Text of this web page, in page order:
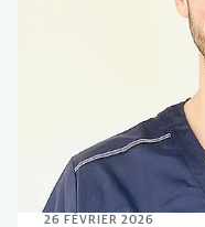
26 FÉVRIER 2026